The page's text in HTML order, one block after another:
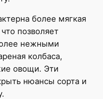
более мягкая
позволяет
нежными
колбаса,
овощи. Эти
нюансы сорта и